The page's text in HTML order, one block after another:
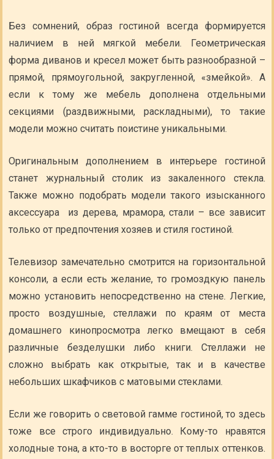
Без сомнений, образ гостиной всегда формируется
наличием в ней мягкой мебели. Геометрическая
форма диванов и кресел может быть разнообразной –
прямой, прямоугольной, закругленной, «змейкой». А
если к тому же мебель дополнена отдельными
секциями (раздвижными, раскладными), то такие
модели можно считать поистине уникальными.
Оригинальным дополнением в интерьере гостиной
станет журнальный столик из закаленного стекла.
Также можно подобрать модели такого изысканного
аксессуара из дерева, мрамора, стали – все зависит
только от предпочтения хозяев и стиля гостиной.
Телевизор замечательно смотрится на горизонтальной
консоли, а если есть желание, то громоздкую панель
можно установить непосредственно на стене. Легкие,
просто воздушные, стеллажи по краям от места
домашнего кинопросмотра легко вмещают в себя
различные безделушки либо книги. Стеллажи не
сложно выбрать как открытые, так и в качестве
небольших шкафчиков с матовыми стеклами.
Если же говорить о световой гамме гостиной, то здесь
тоже все строго индивидуально. Кому-то нравятся
холодные тона, а кто-то в восторге от теплых оттенков.